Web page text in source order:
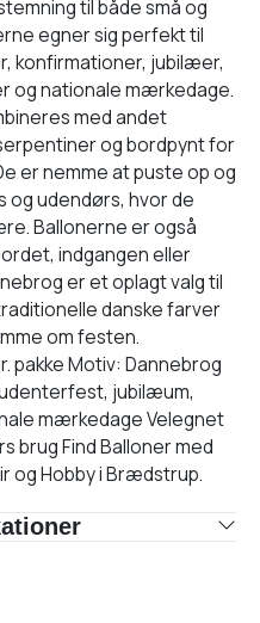
til både små og
egner sig perfekt til
konfirmationer, jubilæer,
og nationale mærkedage.
med andet
og bordpynt for
er nemme at puste op og
og udendørs, hvor de
Ballonerne er også
indgangen eller
er et oplagt valg til
danske farver
om festen.
pakke Motiv: Dannebrog
jubilæum,
mærkedage Velegnet
brug Find Balloner med
og Hobby i Brædstrup.